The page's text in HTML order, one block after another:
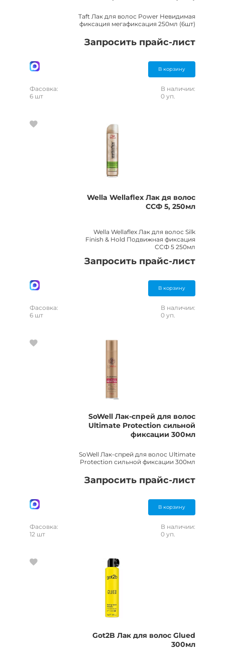
Taft Лак для волос Power Невидимая
фиксация мегафиксация 250мл (6шт)
Запросить прайс-лист
В корзину
Фасовка:
6 шт
В наличии:
0 уп.
Wella Wellaflex Лак дя волос
ССФ 5, 250мл
Wella Wellaflex Лак для волос Silk
Finish & Hold Подвижная фиксация
ССФ 5 250мл
Запросить прайс-лист
В корзину
Фасовка:
6 шт
В наличии:
0 уп.
SoWell Лак-спрей для волос
Ultimate Protection сильной
фиксации 300мл
SoWell Лак-спрей для волос Ultimate
Protection сильной фиксации 300мл
Запросить прайс-лист
В корзину
Фасовка:
12 шт
В наличии:
0 уп.
Got2B Лак для волос Glued
300мл